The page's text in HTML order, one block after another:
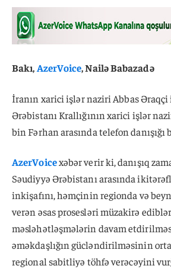
Bakı,AzerVoice, Nailə Babazadə
İranın xarici işlər naziri Abbas Əraqçi
Ərəbistanı Krallığının xarici işlər
bin Fərhan arasında telefon danışığı
AzerVoicexəbər verir ki, danışıq
Səudiyyə Ərəbistanı arasında
inkişafını, həmçinin regionda və
verən əsas prosesləri müzakirə
məsləhətləşmələrin davam
əməkdaşlığın gücləndirilməsinin
regional sabitliyə töhfə verəcəyini